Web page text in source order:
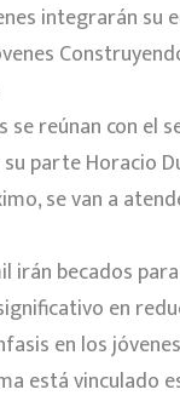
integrarán
se reúnan con
parte Horacio
se van a
becados
en
en los
está vinculado